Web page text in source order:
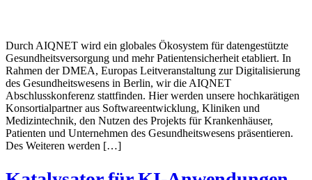
Durch AIQNET wird ein globales Ökosystem für datengestützte
Gesundheitsversorgung und mehr Patientensicherheit etabliert. In
Rahmen der DMEA, Europas Leitveranstaltung zur Digitalisierung
des Gesundheitswesens in Berlin, wir die AIQNET
Abschlusskonferenz stattfinden. Hier werden unsere hochkarätigen
Konsortialpartner aus Softwareentwicklung, Kliniken und
Medizintechnik, den Nutzen des Projekts für Krankenhäuser,
Patienten und Unternehmen des Gesundheitswesens präsentieren.
Des Weiteren werden […]